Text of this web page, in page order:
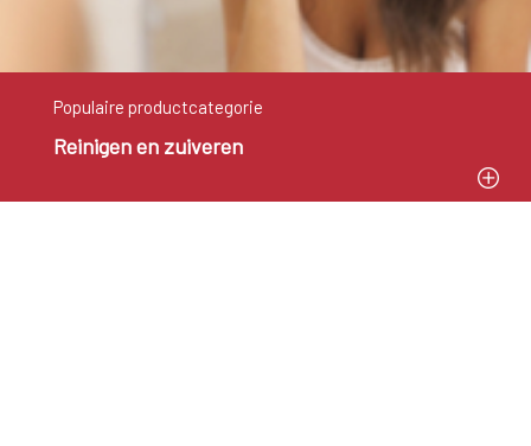
Populaire productcategorie
Reinigen en zuiveren